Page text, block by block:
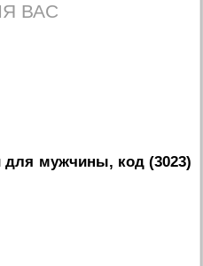
ВАС
для мужчины, код (3023)